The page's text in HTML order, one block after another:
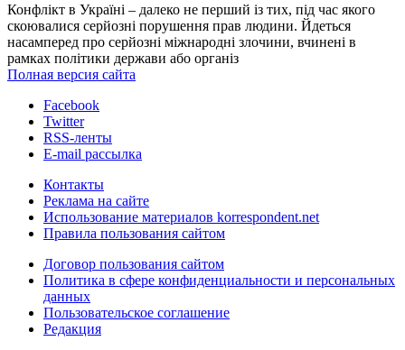
Конфлікт в Україні – далеко не перший із тих, під час якого
скоювалися серйозні порушення прав людини. Йдеться
насамперед про cерйозні міжнародні злочини, вчинені в
рамках політики держави або організ
Полная версия сайта
Facebook
Twitter
RSS-ленты
E-mail рассылка
Контакты
Реклама на сайте
Использование материалов korrespondent.net
Правила пользования сайтом
Договор пользования сайтом
Политика в сфере конфиденциальности и персональных
данных
Пользовательское соглашение
Редакция